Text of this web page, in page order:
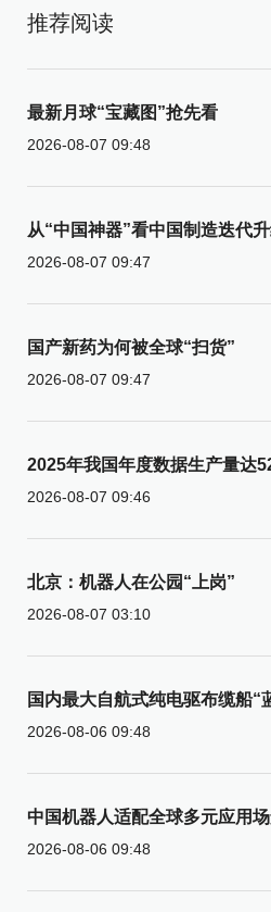
推荐阅读
最新月球“宝藏图”抢先看
2026-08-07 09:48
从“中国神器”看中国制造迭代
2026-08-07 09:47
国产新药为何被全球“扫货”
2026-08-07 09:47
2025年我国年度数据生产量达
2026-08-07 09:46
北京：机器人在公园“上岗”
2026-08-07 03:10
国内最大自航式纯电驱布缆船“
2026-08-06 09:48
中国机器人适配全球多元应用
2026-08-06 09:48